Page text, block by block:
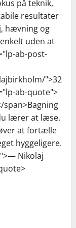
på teknik,
resultater
hævning og
uden at
ab-post-
">32
ab-quote">
span>Bagning
lærer at læse.
at fortælle
hyggeligere.
Nikolaj